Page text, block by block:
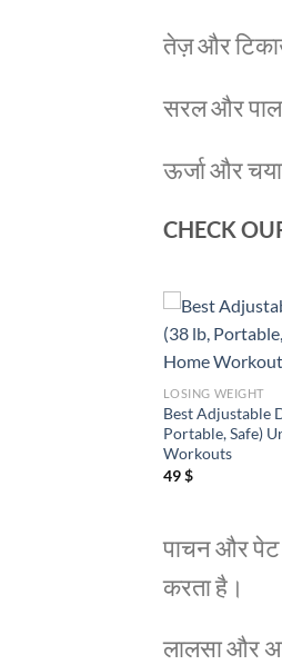
तेज़ और
सरल और
ऊर्जा और
CHECK
LOSING WEIGHT
Best Adjustable
Portable, Safe)
Workouts
49$
पाचन और पेट
करता है।
लालसा और